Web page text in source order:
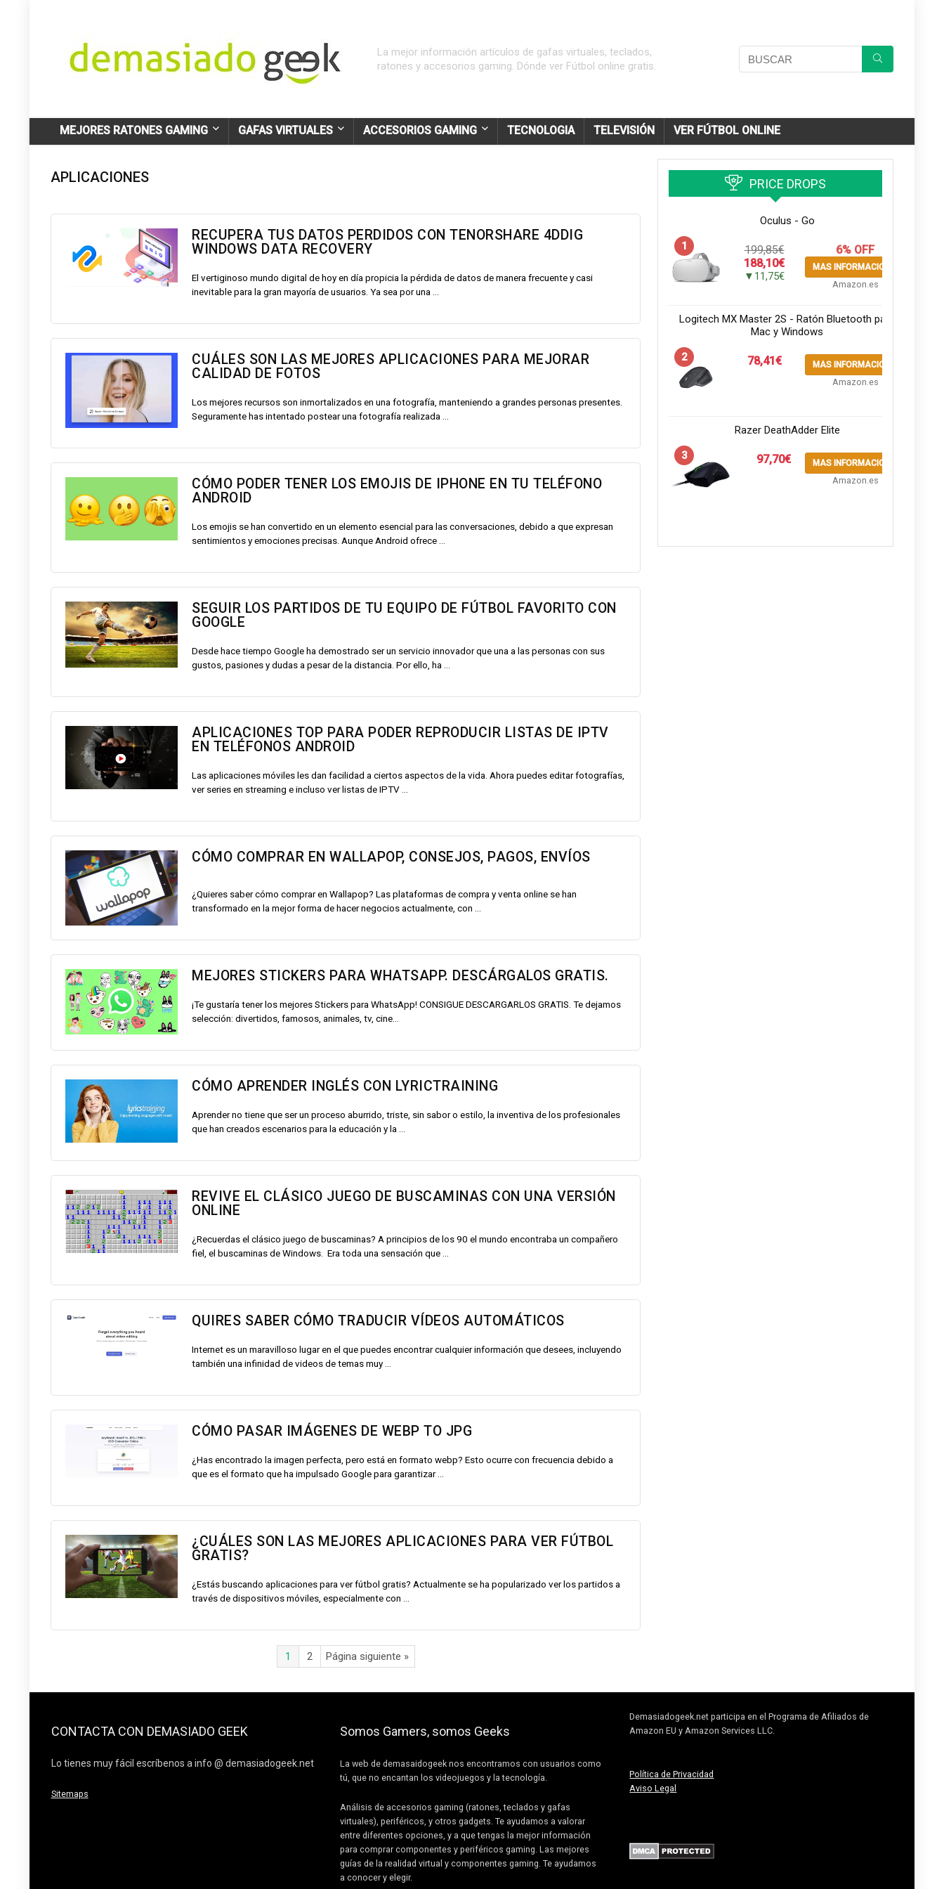
La mejor información artículos de gafas virtuales, teclados,
ratones y accesorios gaming. Dónde ver Fútbol online gratis.
MEJORES RATONES GAMING GAFAS VIRTUALES ACCESORIOS GAMING TECNOLOGIA TELEVISIÓN VER FÚTBOL ONLINE
APLICACIONES
RECUPERA TUS DATOS PERDIDOS CON TENORSHARE 4DDIG
WINDOWS DATA RECOVERY
El vertiginoso mundo digital de hoy en día propicia la pérdida de datos de manera frecuente y casi
inevitable para la gran mayoría de usuarios. Ya sea por una ...
CUÁLES SON LAS MEJORES APLICACIONES PARA MEJORAR
CALIDAD DE FOTOS
Los mejores recursos son inmortalizados en una fotografía, manteniendo a grandes personas presentes.
Seguramente has intentado postear una fotografía realizada ...
CÓMO PODER TENER LOS EMOJIS DE IPHONE EN TU TELÉFONO
ANDROID
Los emojis se han convertido en un elemento esencial para las conversaciones, debido a que expresan
sentimientos y emociones precisas. Aunque Android ofrece ...
SEGUIR LOS PARTIDOS DE TU EQUIPO DE FÚTBOL FAVORITO CON
GOOGLE
Desde hace tiempo Google ha demostrado ser un servicio innovador que una a las personas con sus
gustos, pasiones y dudas a pesar de la distancia. Por ello, ha ...
APLICACIONES TOP PARA PODER REPRODUCIR LISTAS DE IPTV
EN TELÉFONOS ANDROID
Las aplicaciones móviles les dan facilidad a ciertos aspectos de la vida. Ahora puedes editar fotografías,
ver series en streaming e incluso ver listas de IPTV ...
CÓMO COMPRAR EN WALLAPOP, CONSEJOS, PAGOS, ENVÍOS
¿Quieres saber cómo comprar en Wallapop? Las plataformas de compra y venta online se han
transformado en la mejor forma de hacer negocios actualmente, con ...
MEJORES STICKERS PARA WHATSAPP. DESCÁRGALOS GRATIS.
¡Te gustaría tener los mejores Stickers para WhatsApp! CONSIGUE DESCARGARLOS GRATIS. Te dejamos
selección: divertidos, famosos, animales, tv, cine...
CÓMO APRENDER INGLÉS CON LYRICTRAINING
Aprender no tiene que ser un proceso aburrido, triste, sin sabor o estilo, la inventiva de los profesionales
que han creados escenarios para la educación y la ...
REVIVE EL CLÁSICO JUEGO DE BUSCAMINAS CON UNA VERSIÓN
ONLINE
¿Recuerdas el clásico juego de buscaminas? A principios de los 90 el mundo encontraba un compañero
fiel, el buscaminas de Windows. Era toda una sensación que ...
QUIRES SABER CÓMO TRADUCIR VÍDEOS AUTOMÁTICOS
Internet es un maravilloso lugar en el que puedes encontrar cualquier información que desees, incluyendo
también una infinidad de videos de temas muy ...
CÓMO PASAR IMÁGENES DE WEBP TO JPG
¿Has encontrado la imagen perfecta, pero está en formato webp? Esto ocurre con frecuencia debido a
que es el formato que ha impulsado Google para garantizar ...
¿CUÁLES SON LAS MEJORES APLICACIONES PARA VER FÚTBOL
GRATIS?
¿Estás buscando aplicaciones para ver fútbol gratis? Actualmente se ha popularizado ver los partidos a
través de dispositivos móviles, especialmente con ...
1 2 Página siguiente »
PRICE DROPS
Oculus - Go
1
199,85€
188,10€
▼11,75€
6% OFF
MAS INFORMACION
Amazon.es
Logitech MX Master 2S - Ratón Bluetooth para
Mac y Windows
2
78,41€ MAS INFORMACION
Amazon.es
Razer DeathAdder Elite
3
97,70€ MAS INFORMACION
Amazon.es
CONTACTA CON DEMASIADO GEEK
Lo tienes muy fácil escríbenos a info @ demasiadogeek.net
Sitemaps
Somos Gamers, somos Geeks
La web de demasaidogeek nos encontramos con usuarios como
tú, que no encantan los videojuegos y la tecnología.
Análisis de accesorios gaming (ratones, teclados y gafas
virtuales), periféricos, y otros gadgets. Te ayudamos a valorar
entre diferentes opciones, y a que tengas la mejor información
para comprar componentes y periféricos gaming. Las mejores
guías de la realidad virtual y componentes gaming. Te ayudamos
a conocer y elegir.
Demasiadogeek.net participa en el Programa de Afiliados de
Amazon EU y Amazon Services LLC.
Política de Privacidad
Aviso Legal